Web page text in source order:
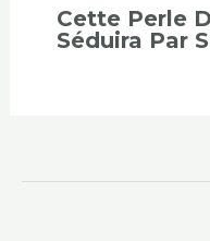
Cette Perle
Séduira Par